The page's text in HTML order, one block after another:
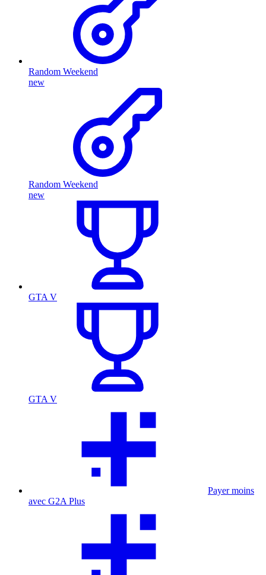
Random Weekend
new
Random Weekend
new
GTA V
GTA V
Payer moins
avec G2A Plus